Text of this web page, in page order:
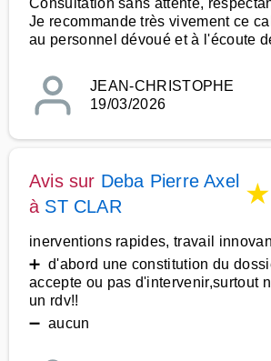
Consultation sans attente,
Je recommande très vivement ce
au personnel dévoué et à l'écoute
JEAN-CHRISTOPHE
19/03/2026
Avis sur Deba Pierre Axel
à ST CLAR ★
inerventions rapides, travail
➕ d'abord une constitution du
accepte ou pas d'intervenir,surtout
un rdv!!
➖ aucun